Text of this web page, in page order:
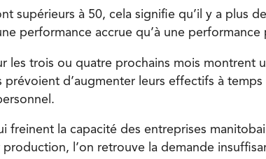
supérieurs à 50, cela signifie qu’il y a plus
performance accrue qu’à une performance
les trois ou quatre prochains mois montrent
prévoient d’augmenter leurs effectifs à temps
freinent la capacité des entreprises
l’on retrouve la demande